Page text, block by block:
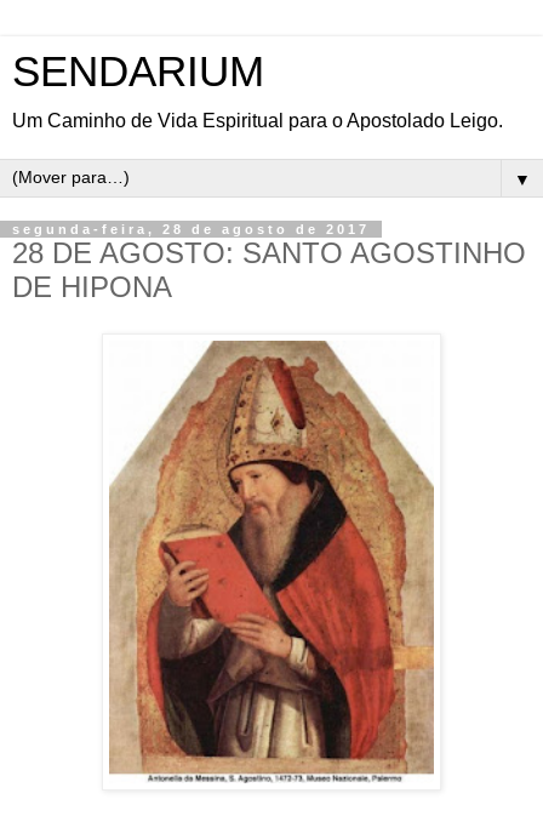
SENDARIUM
Um Caminho de Vida Espiritual para o Apostolado Leigo.
▼
segunda-feira, 28 de agosto de 2017
28 DE AGOSTO: SANTO AGOSTINHO
DE HIPONA